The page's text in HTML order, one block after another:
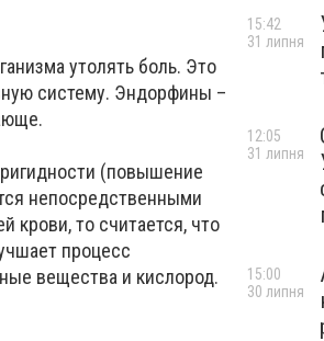
утолять боль. Это
систему. Эндорфины –
(повышение
непосредственными
крови, то считается, что
процесс
вещества и кислород.
15:42
31 липня
12:05
31 липня
15:00
30 липня